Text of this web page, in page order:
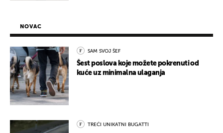
NOVAC
SAM SVOJ ŠEF
Šest poslova koje možete pokrenuti od
kuće uz minimalna ulaganja
TREĆI UNIKATNI BUGATTI